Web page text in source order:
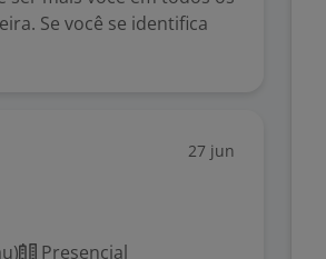
Se você se identifica
27 jun
Presencial